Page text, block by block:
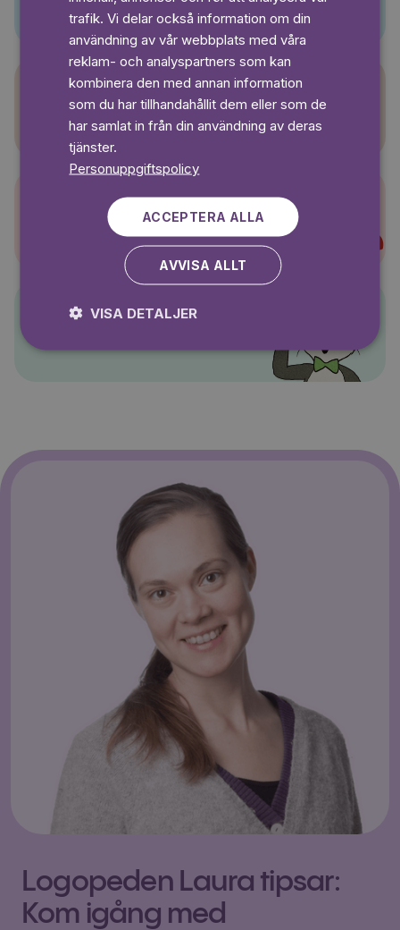
Sagasagor
Super-Charlie
Logopeden Laura tipsar:
Kom igång med
trafik. Vi delar också information om din
användning av vår webbplats med våra
reklam- och analyspartners som kan
kombinera den med annan information
som du har tillhandahållit dem eller som de
har samlat in från din användning av deras
tjänster.
Personuppgiftspolicy
ACCEPTERA ALLA
AVVISA ALLT
VISA DETALJER